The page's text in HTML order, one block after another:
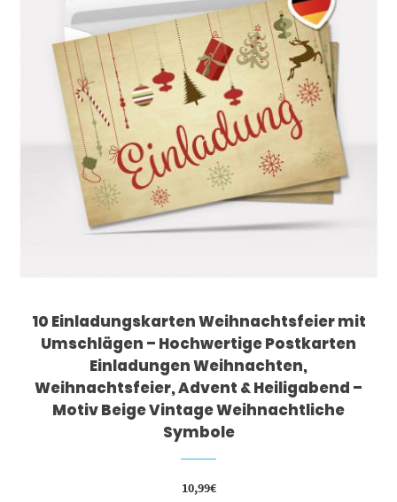
10 Einladungskarten Weihnachtsfeier mit
Umschlägen – Hochwertige Postkarten
Einladungen Weihnachten,
Weihnachtsfeier, Advent & Heiligabend –
Motiv Beige Vintage Weihnachtliche
Symbole
10,99€